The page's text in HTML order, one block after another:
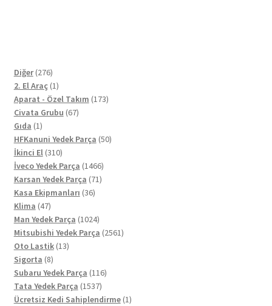
Diğer 276276
ürün
2. El Araç 11
ürün
Aparat - Özel Takım 173173
Civata Grubu 6767
Gıda 11
ürün
HFKanuni Yedek Parça 5050
İkinci El 310310
ürün
İveco Yedek Parça 14661466
ürün
Karsan Yedek Parça 7171
Kasa Ekipmanları 3636
Klima 4747
ürün
Man Yedek Parça 10241024
ürün
Mitsubishi Yedek Parça 25612561
Oto Lastik 1313
Sigorta 88
ürün
Subaru Yedek Parça 116116
Tata Yedek Parça 15371537
ürün
Ücretsiz Kedi Sahiplendirme 11